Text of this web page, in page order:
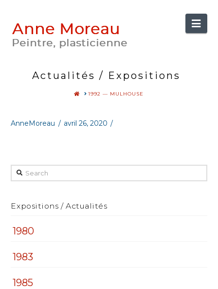
Anne
Moreau
Actualités / Expositions
HOME1992 — MULHOUSE
AnneMoreau avril 26, 2020
Search
Expositions / Actualités
1980
1983
1985